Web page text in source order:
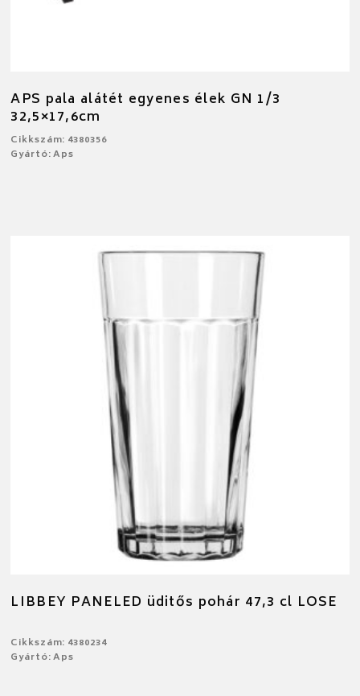
APS pala alátét egyenes élek GN 1/3
32,5×17,6cm
Cikkszám: 4380356
Gyártó: Aps
LIBBEY PANELED üditős pohár 47,3 cl LOSE
Cikkszám: 4380234
Gyártó: Aps